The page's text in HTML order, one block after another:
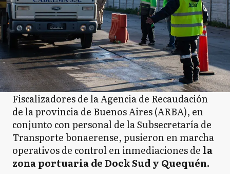
Fiscalizadores de la Agencia de Recaudación
de la provincia de Buenos Aires (ARBA), en
conjunto con personal de la Subsecretaría de
Transporte bonaerense, pusieron en marcha
operativos de control en inmediaciones de la
zona portuaria de Dock Sud y Quequén.